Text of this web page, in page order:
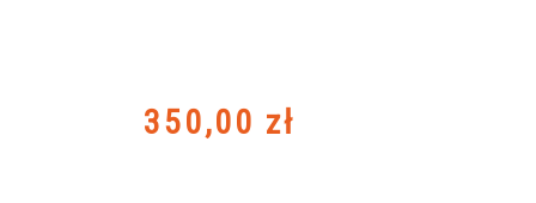
Cena
350,00 zł